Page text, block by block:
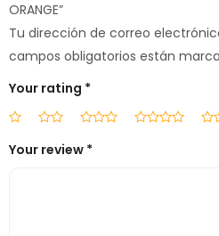
ORANGE”
Tu dirección de correo
campos obligatorios están
Your rating *
Your review *